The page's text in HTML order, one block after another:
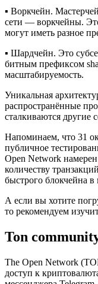
▪️ Воркчейн.
сети — воркчейны.
могут иметь разное
▪️ Шардчейн. Это
битным префиксом
масштабируемость.
Уникальная
распространённые
сталкиваются другие
Напоминаем, что 31
публичное
Open Network
количеству
быстрого блокчейна в
А если вы хотите
то рекомендуем
Ton
The Open Network
доступ к